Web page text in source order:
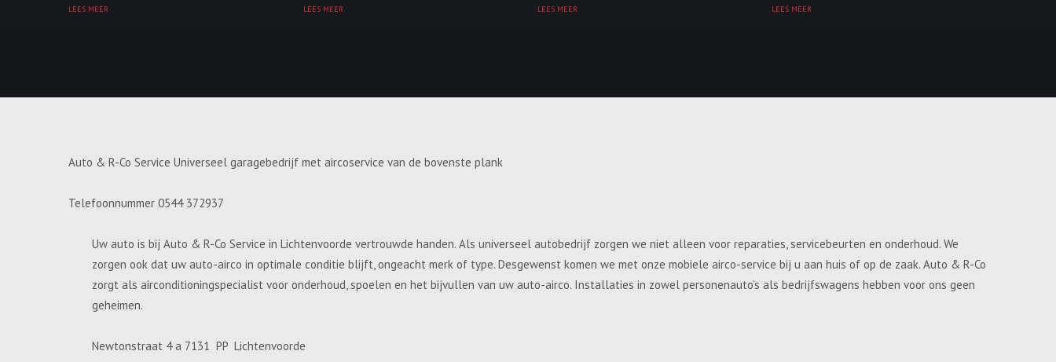
LEES MEER LEES MEER LEES MEER LEES MEER
Auto & R-Co Service Universeel garagebedrijf met aircoservice van de bovenste plank
Telefoonnummer 0544 372937
Uw auto is bij Auto & R-Co Service in Lichtenvoorde vertrouwde handen. Als universeel autobedrijf zorgen we niet alleen voor reparaties, servicebeurten en onderhoud. We
zorgen ook dat uw auto-airco in optimale conditie blijft, ongeacht merk of type. Desgewenst komen we met onze mobiele airco-service bij u aan huis of op de zaak. Auto & R-Co
zorgt als airconditioningspecialist voor onderhoud, spoelen en het bijvullen van uw auto-airco. Installaties in zowel personenauto’s als bedrijfswagens hebben voor ons geen
geheimen.
Newtonstraat 4 a 7131 PP Lichtenvoorde